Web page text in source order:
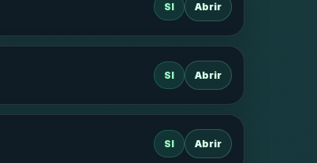
SI Abrir
SI Abrir
SI Abrir